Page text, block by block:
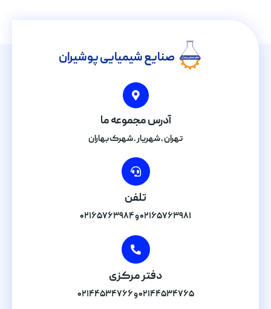
صنایع شیمیایی پوشیران
آدرس مجموعه ما
تهران , شهریار . شهرک بهاران
تلفن
۰۲۱۶۵۷۶۳۹۸۱ و ۰۲۱۶۵۷۶۳۹۸۴
دفتر مرکزی
۰۲۱۴۴۵۳۴۷۶۵ و ۰۲۱۴۴۵۳۴۷۶۶